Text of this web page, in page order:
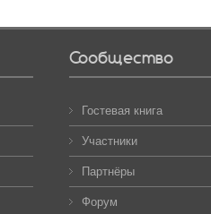
Сообщество
Гостевая книга
Участники
Партнёры
Форум